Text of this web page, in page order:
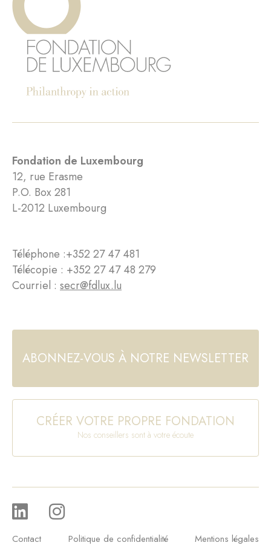
Fondation de Luxembourg
12, rue Erasme
P.O. Box 281
L-2012 Luxembourg
Téléphone :+352 27 47 481
Télécopie : +352 27 47 48 279
Courriel : secr@fdlux.lu
ABONNEZ-VOUS À NOTRE NEWSLETTER
CRÉER VOTRE PROPRE FONDATION
Nos conseillers sont à votre écoute
Contact Politique de confidentialité
Mentions légales